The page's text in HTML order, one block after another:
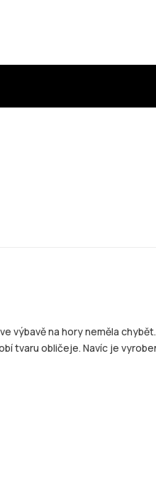
výbavě na hory neměla
tvaru obličeje. Navíc je